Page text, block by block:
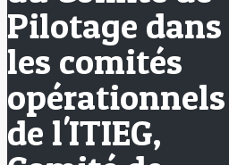
Pilotage dans
les comités
opérationnels
de l'ITIEG,